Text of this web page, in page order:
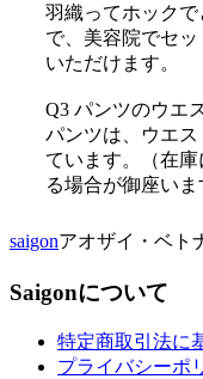
羽織ってホック
で、美容院でセ
いただけます。
Q3 パンツのウエ
パンツは、ウエ
ています。（在
る場合が御座いま
saigonアオザイ・ベト
Saigonについて
特定商取引法に
プライバシーポ